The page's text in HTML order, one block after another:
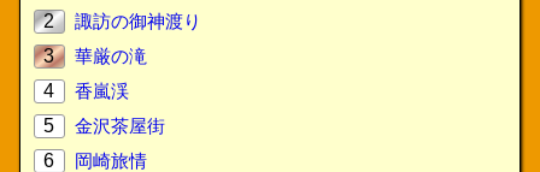
2
諏訪の御神渡り
3
華厳の滝
4
香嵐渓
5
金沢茶屋街
6
岡崎旅情